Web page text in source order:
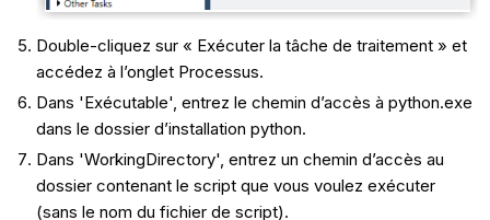
Double-cliquez sur « Exécuter la tâche de traitement » et
accédez à l’onglet Processus.
Dans 'Exécutable', entrez le chemin d’accès à python.exe
dans le dossier d’installation python.
Dans 'WorkingDirectory', entrez un chemin d’accès au
dossier contenant le script que vous voulez exécuter
(sans le nom du fichier de script).